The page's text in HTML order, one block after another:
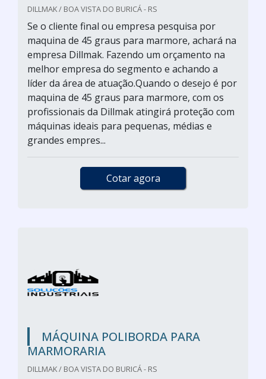
DILLMAK / BOA VISTA DO BURICÁ - RS
Se o cliente final ou empresa pesquisa por
maquina de 45 graus para marmore, achará na
empresa Dillmak. Fazendo um orçamento na
melhor empresa do segmento e achando a
líder da área de atuação.Quando o desejo é por
maquina de 45 graus para marmore, com os
profissionais da Dillmak atingirá proteção com
máquinas ideais para pequenas, médias e
grandes empres...
Cotar agora
MÁQUINA POLIBORDA PARA
MARMORARIA
DILLMAK / BOA VISTA DO BURICÁ - RS